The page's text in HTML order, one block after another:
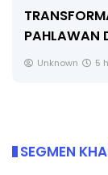
PAHLAWAN
Unknown 5
SEGMEN